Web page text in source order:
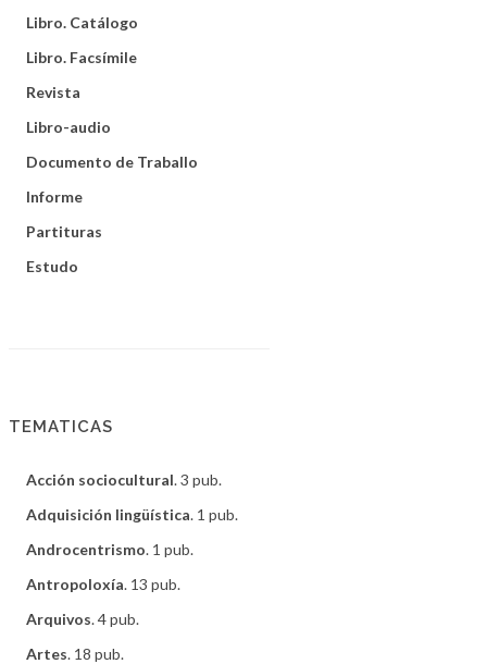
Libro. Catálogo
Libro. Facsímile
Revista
Libro-audio
Documento de Traballo
Informe
Partituras
Estudo
TEMATICAS
Acción sociocultural. 3 pub.
Adquisición lingüística. 1 pub.
Androcentrismo. 1 pub.
Antropoloxía. 13 pub.
Arquivos. 4 pub.
Artes. 18 pub.